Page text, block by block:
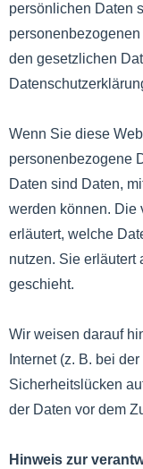
persönlichen Daten
den gesetzlichen
Wenn Sie diese
personenbezogene
Daten sind Daten,
werden können. Die
erläutert, welche
nutzen. Sie erläutert
geschieht.
Wir weisen darauf
Internet (z. B. bei
Sicherheitslücken
der Daten vor dem
Hinweis zur